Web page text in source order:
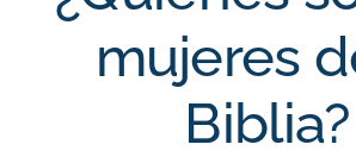
FOR:
Suscríbase a nuestro boletín
mujeres
Biblia?